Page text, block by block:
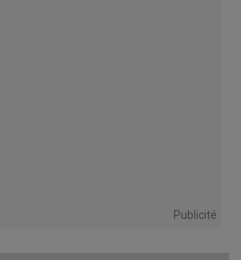
Publicité